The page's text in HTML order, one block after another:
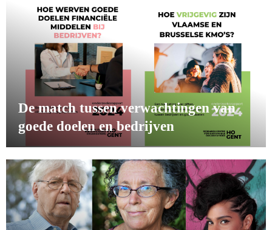
De match tussen verwachtingen van
goede doelen en bedrijven